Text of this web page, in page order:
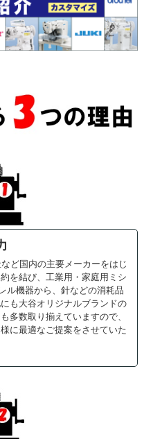
ど国内の主要メーカーをはじ
を結び、工業用・家庭用ミシ
ル機器から、針などの消耗品
も大谷オリジナルブランドの
多数取り揃えていますので、
に最適なご提案をさせていた